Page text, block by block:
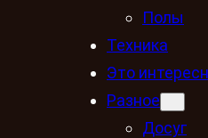
Полы
Техника
Это
Разное
Досуг